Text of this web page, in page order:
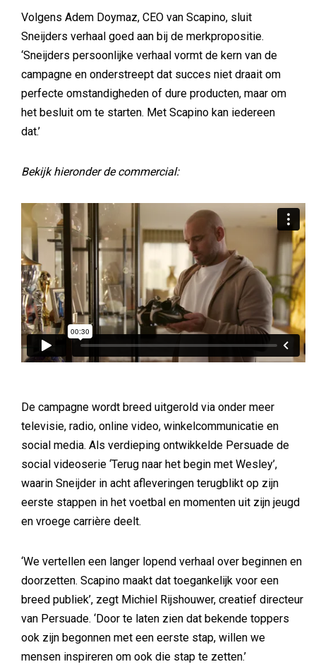
Volgens Adem Doymaz, CEO van Scapino, sluit
Sneijders verhaal goed aan bij de merkpropositie.
‘Sneijders persoonlijke verhaal vormt de kern van de
campagne en onderstreept dat succes niet draait om
perfecte omstandigheden of dure producten, maar om
het besluit om te starten. Met Scapino kan iedereen
dat.’
Bekijk hieronder de commercial:
De campagne wordt breed uitgerold via onder meer
televisie, radio, online video, winkelcommunicatie en
social media. Als verdieping ontwikkelde Persuade de
social videoserie ‘Terug naar het begin met Wesley’,
waarin Sneijder in acht afleveringen terugblikt op zijn
eerste stappen in het voetbal en momenten uit zijn jeugd
en vroege carrière deelt.
‘We vertellen een langer lopend verhaal over beginnen en
doorzetten. Scapino maakt dat toegankelijk voor een
breed publiek’, zegt Michiel Rijshouwer, creatief directeur
van Persuade. ‘Door te laten zien dat bekende toppers
ook zijn begonnen met een eerste stap, willen we
mensen inspireren om ook die stap te zetten.’